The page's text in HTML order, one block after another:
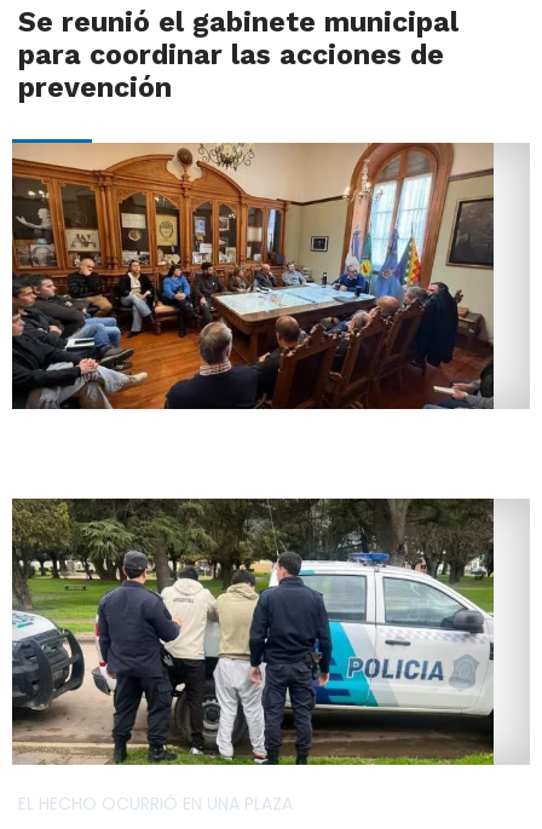
Se reunió el gabinete municipal
para coordinar las acciones de
prevención
EL HECHO OCURRIÓ EN UNA PLAZA